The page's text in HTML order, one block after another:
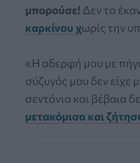
μπορούσε! Δεν το
καρκίνου χωρίς την
«Η αδερφή μου με
σύζυγός μου δεν είχε
σεντόνια και βέβαια
μετακόμισα και